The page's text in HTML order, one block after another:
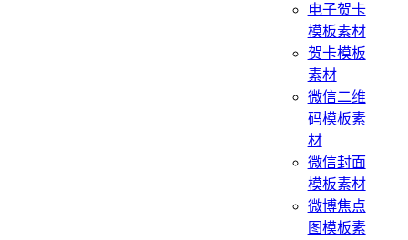
电子贺卡
模板素材
贺卡模板
素材
微信二维
码模板素
材
微信封面
模板素材
微博焦点
图模板素